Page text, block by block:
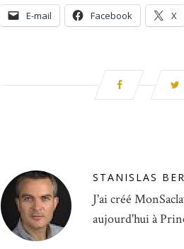
E-mail Facebook X
STANISLAS
J'ai créé
aujourd'hui à